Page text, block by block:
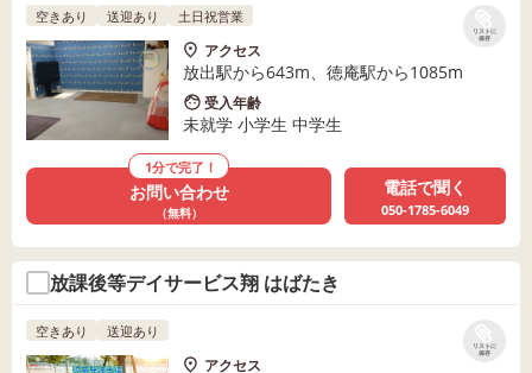
リストに
保存
空きあり 送迎あり 土日祝営業
アクセス
放出駅から643m、徳庵駅から1085m
受入年齢
未就学 小学生 中学生
1分で完了！
お問い合わせ
（無料）
電話で聞く
050-1785-6049
放課後等デイサービス翔 はばたき
リストに
保存
空きあり 送迎あり
アクセス